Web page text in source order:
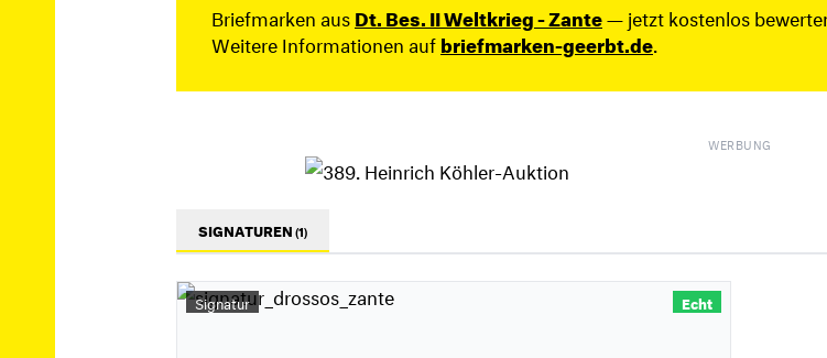
Briefmarken ausDt. Bes. II Weltkrieg - Zante— jetzt kostenlos
Weitere Informationen aufbriefmarken-geerbt.de
WERBUNG
SIGNATUREN(1)
Signatur Echt